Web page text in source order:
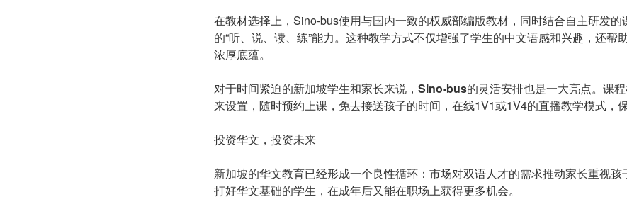
在教材选择上，Sino-bus使用与国内一致的权威部编版教材，同时结合自主研发的
的“听、说、读、练”能力。这种教学方式不仅增强了学生的中文语感和兴趣，还帮
浓厚底蕴。
对于时间紧迫的新加坡学生和家长来说， Sino-bus的灵活安排也是一大亮点。课
来设置，随时预约上课，免去接送孩子的时间，在线1V1或1V4的直播教学模式，
投资华文，投资未来
新加坡的华文教育已经形成一个良性循环：市场对双语人才的需求推动家长重视
打好华文基础的学生，在成年后又能在职场上获得更多机会。